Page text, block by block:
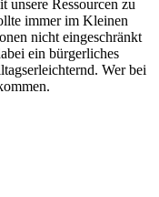
unsere Ressourcen zu
immer im Kleinen
nicht eingeschränkt
ein bürgerliches
Wer bei